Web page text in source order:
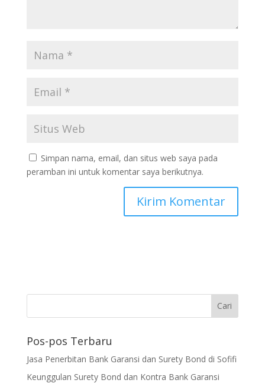
Simpan nama, email, dan situs web saya pada
peramban ini untuk komentar saya berikutnya.
Pos-pos Terbaru
Jasa Penerbitan Bank Garansi dan Surety Bond di Sofifi
Keunggulan Surety Bond dan Kontra Bank Garansi